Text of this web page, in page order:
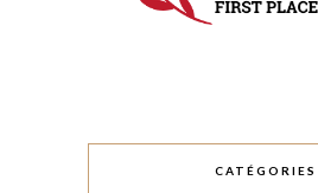
CATÉGORIES